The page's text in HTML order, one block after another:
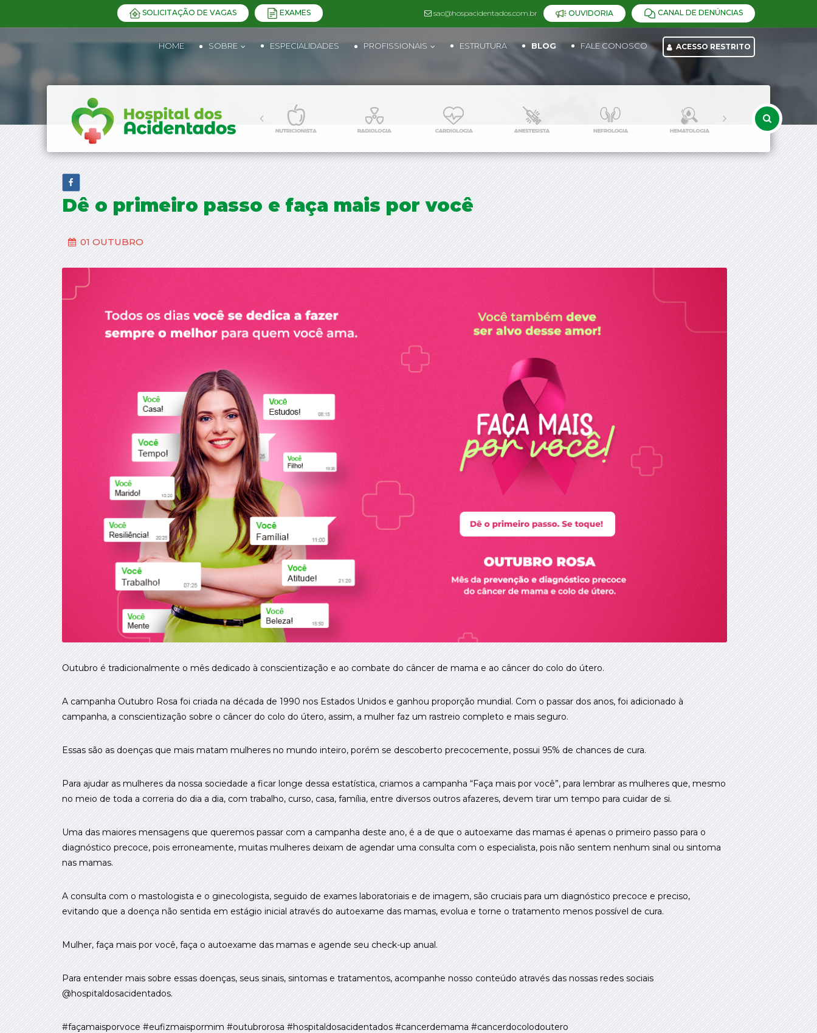
SOLICITAÇÃO DE VAGAS EXAMES sac@hospacidentados.com.br OUVIDORIA CANAL DE DENÚNCIAS
HOME SOBRE ESPECIALIDADES PROFISSIONAIS ESTRUTURA BLOG FALE CONOSCO ACESSO RESTRITO
Dê o primeiro passo e faça mais por você
01 OUTUBRO
Outubro é tradicionalmente o mês dedicado à conscientização e ao combate do câncer de mama e ao câncer do colo do útero.
A campanha Outubro Rosa foi criada na década de 1990 nos Estados Unidos e ganhou proporção mundial. Com o passar dos anos, foi adicionado à
campanha, a conscientização sobre o câncer do colo do útero, assim, a mulher faz um rastreio completo e mais seguro.
Essas são as doenças que mais matam mulheres no mundo inteiro, porém se descoberto precocemente, possui 95% de chances de cura.
Para ajudar as mulheres da nossa sociedade a ficar longe dessa estatística, criamos a campanha “Faça mais por você”, para lembrar as mulheres que, mesmo
no meio de toda a correria do dia a dia, com trabalho, curso, casa, família, entre diversos outros afazeres, devem tirar um tempo para cuidar de si.
Uma das maiores mensagens que queremos passar com a campanha deste ano, é a de que o autoexame das mamas é apenas o primeiro passo para o
diagnóstico precoce, pois erroneamente, muitas mulheres deixam de agendar uma consulta com o especialista, pois não sentem nenhum sinal ou sintoma
nas mamas.
A consulta com o mastologista e o ginecologista, seguido de exames laboratoriais e de imagem, são cruciais para um diagnóstico precoce e preciso,
evitando que a doença não sentida em estágio inicial através do autoexame das mamas, evolua e torne o tratamento menos possível de cura.
Mulher, faça mais por você, faça o autoexame das mamas e agende seu check-up anual.
Para entender mais sobre essas doenças, seus sinais, sintomas e tratamentos, acompanhe nosso conteúdo através das nossas redes sociais
@hospitaldosacidentados.
#façamaisporvoce #eufizmaispormim #outubrorosa #hospitaldosacidentados #cancerdemama #cancerdocolodoutero